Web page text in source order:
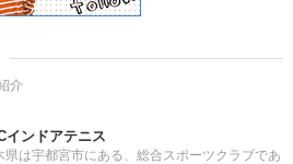
介
インドアテニス
県は宇都宮市にある、総合スポーツクラブであ